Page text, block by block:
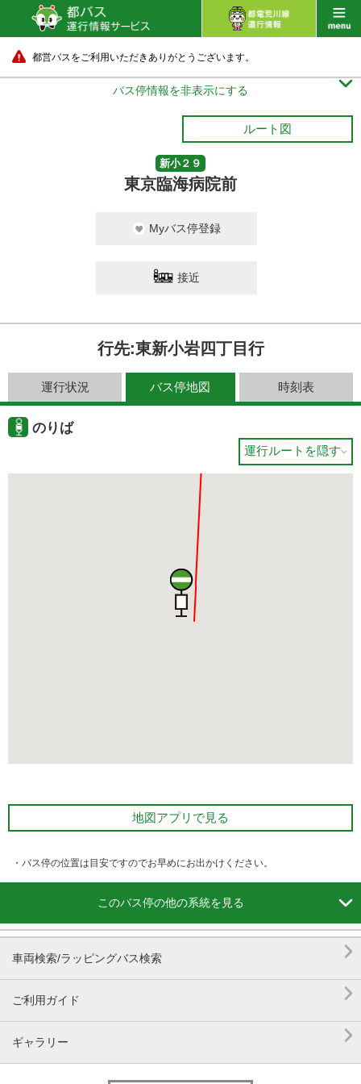
都営バスをご利用いただきありがとうございます。
バス停情報を非表示にする 
ルート図
新小２９
東京臨海病院前
Myバス停登録
接近
行先:東新小岩四丁目行
運行状況 バス停地図 時刻表
のりば
運行ルートを隠す
地図アプリで見る
・バス停の位置は目安ですのでお早めにお出かけください。
このバス停の他の系統を見る 
車両検索/ラッピングバス検索 
ご利用ガイド 
ギャラリー 